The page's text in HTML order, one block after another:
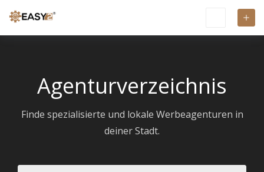
Agenturverzeichnis
Finde spezialisierte und lokale Werbeagenturen in
deiner Stadt.